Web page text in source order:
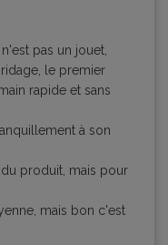
pas un jouet,
le premier
rapide et sans
à son
produit, mais pour
mais bon c'est